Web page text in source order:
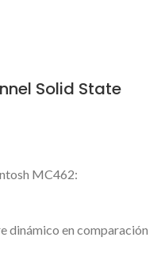
Solid State
MC462:
dinámico en comparación